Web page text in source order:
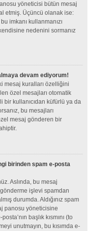
yöneticisi bütün mesaj
etmiş. Üçüncü olanak ise:
imkanı kullanmanızı
nedenini sormanız
devam ediyorum!
mesaj kuralları özelliğini
özel mesajları otomatik
kullanıcıdan küfürlü ya da
bu mesajları
mesaj gönderen bir
birinden spam e-posta
Aslında, bu mesaj
işlevi spamdan
durumda. Aldığınız spam
panosu yöneticisine
başlık kısmını (to
unutmayın, bu kısımda e-